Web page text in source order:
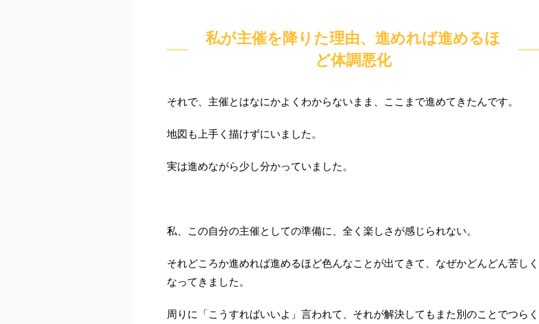
私が主催を降りた理由、進めれば進めるほ
ど体調悪化
それで、主催とはなにかよくわからないまま、ここまで進めてきたんです。
地図も上手く描けずにいました。
実は進めながら少し分かっていました。
私、この自分の主催としての準備に、全く楽しさが感じられない。
それどころか進めれば進めるほど色んなことが出てきて、なぜかどんどん苦しく
なってきました。
周りに「こうすればいいよ」言われて、それが解決してもまた別のことでつらく